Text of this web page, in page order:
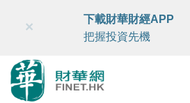
財華智庫網 FINTV
×
下載財華財經APP
把握投資先機